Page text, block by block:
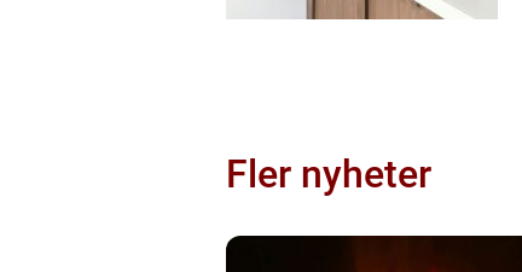
Fler nyheter